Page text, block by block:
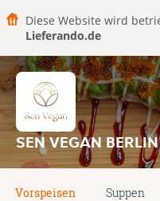
Diese Website wird
Lieferando.de
SEN VEGAN BERLIN
Vorspeisen Suppen